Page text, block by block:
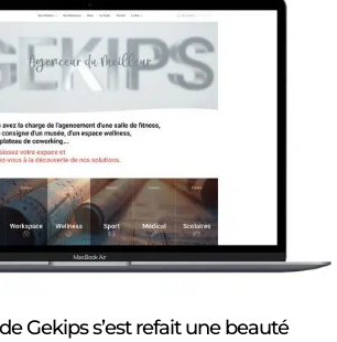
Gekips s’est refait une beauté